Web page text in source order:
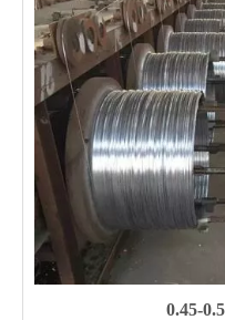
0.45-